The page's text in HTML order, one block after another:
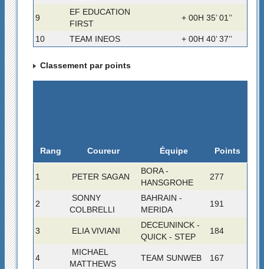
9
EF EDUCATION
FIRST
+ 00H 35’ 01’’
10 TEAM INEOS + 00H 40’ 37’’
Classement par points
Rang Coureur Équipe Points
1 PETER SAGAN
BORA -
HANSGROHE
277
2
SONNY
COLBRELLI
BAHRAIN -
MERIDA
191
3 ELIA VIVIANI
DECEUNINCK -
QUICK - STEP
184
4
MICHAEL
MATTHEWS
TEAM SUNWEB 167